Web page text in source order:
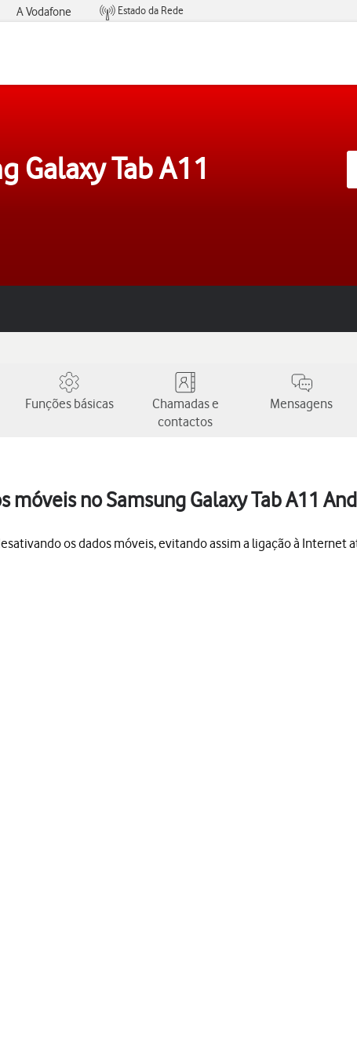
A Vodafone
Estado da Rede
Galaxy Tab A11
Funções básicas
Chamadas e
contactos
Mensagens
móveis no Samsung Galaxy Tab A11
os dados móveis, evitando assim a ligação à Internet